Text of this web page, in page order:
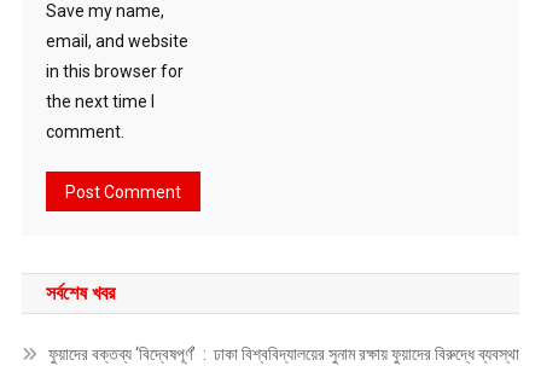
Save my name,
email, and website
in this browser for
the next time I
comment.
সর্বশেষ খবর
ফুয়াদের বক্তব্য ‘বিদ্বেষপূর্ণ’ : ঢাকা বিশ্ববিদ্যালয়ের সুনাম রক্ষায় ফুয়াদের বিরুদ্ধে ব্যবস্থা